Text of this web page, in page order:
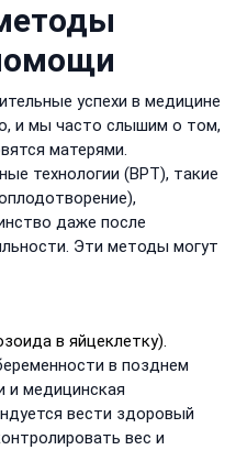
успехи в медицине
и мы часто слышим о том,
матерями.
технологии (ВРТ), такие
даже после
Эти методы могут
в яйцеклетку).
в позднем
и медицинская
вести здоровый
вес и